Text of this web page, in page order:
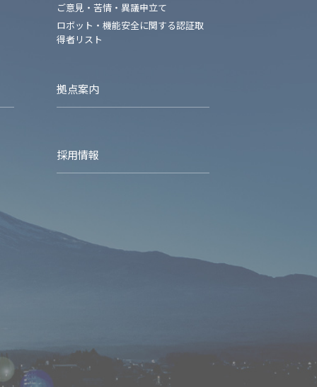
ご意見・苦情・異議申立て
ロボット・機能安全に関する認証取
得者リスト
拠点案内
採用情報